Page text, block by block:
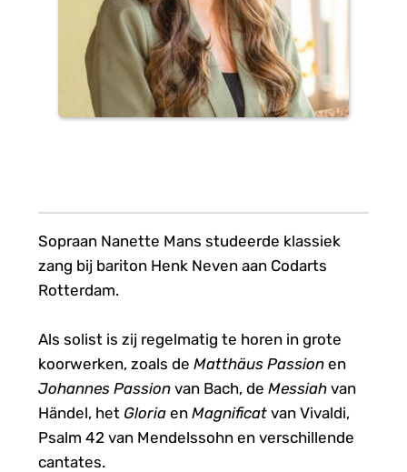
Sopraan Nanette Mans studeerde klassiek
zang bij bariton Henk Neven aan Codarts
Rotterdam.
Als solist is zij regelmatig te horen in grote
koorwerken, zoals de Matthäus Passion
en
Johannes Passion van Bach, de Messiah van
Händel, het Gloria en Magnificat van Vivaldi,
Psalm 42 van Mendelssohn en verschillende
cantates.